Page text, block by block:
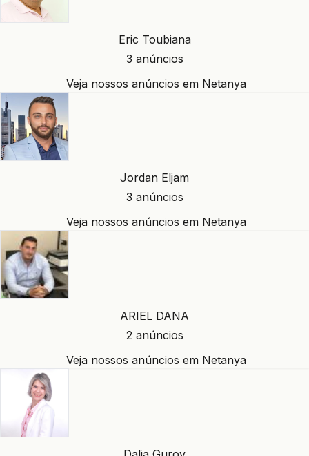
Eric Toubiana
3 anúncios
Veja nossos anúncios em Netanya
Jordan Eljam
3 anúncios
Veja nossos anúncios em Netanya
ARIEL DANA
2 anúncios
Veja nossos anúncios em Netanya